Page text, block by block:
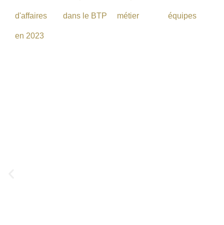
d'affaires
en 2023
dans le BTP métier équipes